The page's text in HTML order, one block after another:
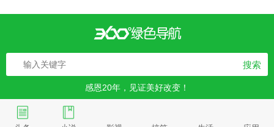
搜索
感恩20年，见证美好改变！